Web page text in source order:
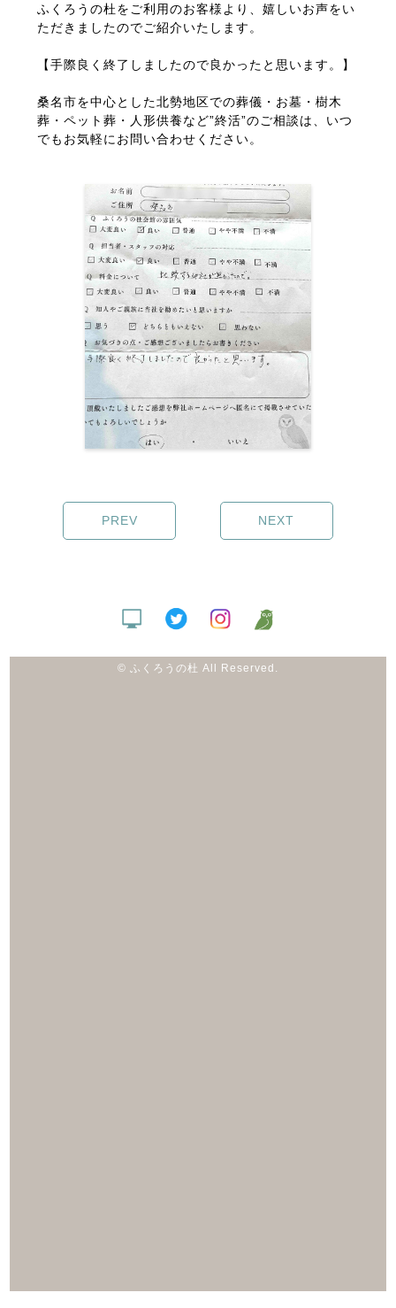
ふくろうの杜をご利用のお客様より、嬉しいお声をい
ただきましたのでご紹介いたします。
【手際良く終了しましたので良かったと思います。】
桑名市を中心とした北勢地区での葬儀・お墓・樹木
葬・ペット葬・人形供養など”終活”のご相談は、いつ
でもお気軽にお問い合わせください。
PREV NEXT
© ふくろうの杜 All Reserved.